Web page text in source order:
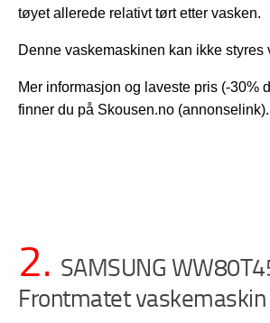
tøyet allerede relativt tørt etter vasken.
Denne vaskemaskinen kan ikke styres
Mer informasjon og laveste pris (-30%
finner du på Skousen.no (annonselink).
2. SAMSUNG
Frontmatet vaskemaskin